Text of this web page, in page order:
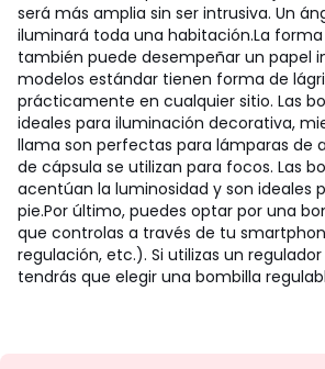
será más amplia sin ser intrusiva. Un
iluminará toda una habitación.La
también puede desempeñar un papel
modelos estándar tienen forma de
prácticamente en cualquier sitio. Las
ideales para iluminación decorativa,
llama son perfectas para lámparas de
de cápsula se utilizan para focos. Las
acentúan la luminosidad y son ideales
pie.Por último, puedes optar por una
que controlas a través de tu
regulación, etc.). Si utilizas un
tendrás que elegir una bombilla